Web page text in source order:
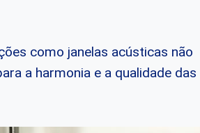
como janelas acústicas não
a harmonia e a qualidade das